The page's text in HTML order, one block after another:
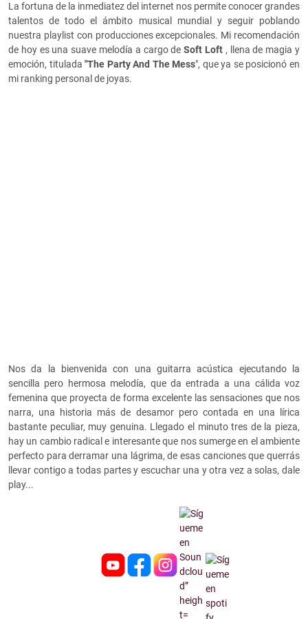
La fortuna de la inmediatez del internet nos permite conocer grandes
talentos de todo el ámbito musical mundial y seguir poblando
nuestra playlist con producciones excepcionales. Mi recomendación
de hoy es una suave melodía a cargo deSoft Loft , llena de magia y
emoción, titulada"The Party And The Mess", que ya se posicionó en
mi ranking personal de joyas.
Nos da la bienvenida con una guitarra acústica ejecutando la
sencilla pero hermosa melodía, que da entrada a una cálida voz
femenina que proyecta de forma excelente las sensaciones que nos
narra, una historia más de desamor pero contada en una lírica
bastante peculiar, muy genuina. Llegado el minuto tres de la pieza,
hay un cambio radical e interesante que nos sumerge en el ambiente
perfecto para derramar una lágrima, de esas canciones que querrás
llevar contigo a todas partes y escuchar una y otra vez a solas, dale
play...